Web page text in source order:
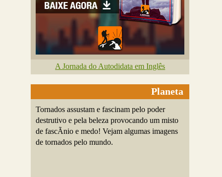
A Jornada do Autodidata em Inglês
Planeta
Tornados assustam e fascinam pelo poder
destrutivo e pela beleza provocando um misto
de fascÃ­nio e medo! Vejam algumas imagens
de tornados pelo mundo.